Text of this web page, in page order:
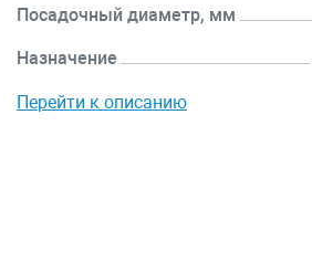
Посадочный диаметр, мм
Назначение
Перейти к описанию